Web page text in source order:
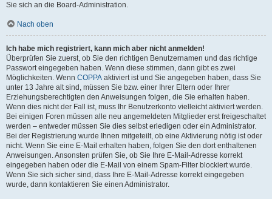
Sie sich an die Board-Administration.
Nach oben
Ich habe mich registriert, kann mich aber nicht anmelden!
Überprüfen Sie zuerst, ob Sie den richtigen Benutzernamen und das richtige
Passwort eingegeben haben. Wenn diese stimmen, dann gibt es zwei
Möglichkeiten. Wenn COPPA aktiviert ist und Sie angegeben haben, dass Sie
unter 13 Jahre alt sind, müssen Sie bzw. einer Ihrer Eltern oder Ihrer
Erziehungsberechtigten den Anweisungen folgen, die Sie erhalten haben.
Wenn dies nicht der Fall ist, muss Ihr Benutzerkonto vielleicht aktiviert werden.
Bei einigen Foren müssen alle neu angemeldeten Mitglieder erst freigeschaltet
werden – entweder müssen Sie dies selbst erledigen oder ein Administrator.
Bei der Registrierung wurde Ihnen mitgeteilt, ob eine Aktivierung nötig ist oder
nicht. Wenn Sie eine E-Mail erhalten haben, folgen Sie den dort enthaltenen
Anweisungen. Ansonsten prüfen Sie, ob Sie Ihre E-Mail-Adresse korrekt
eingegeben haben oder die E-Mail von einem Spam-Filter blockiert wurde.
Wenn Sie sich sicher sind, dass Ihre E-Mail-Adresse korrekt eingegeben
wurde, dann kontaktieren Sie einen Administrator.